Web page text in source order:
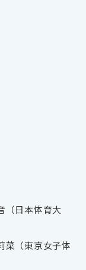
（日本体育大
菜（東京女子体